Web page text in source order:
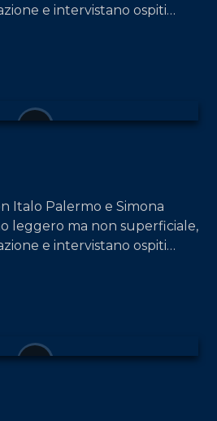
e intervistano ospiti
Italo Palermo e Simona
leggero ma non superficiale,
e intervistano ospiti